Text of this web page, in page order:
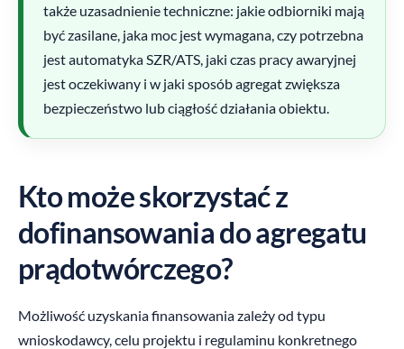
także uzasadnienie techniczne: jakie odbiorniki mają
być zasilane, jaka moc jest wymagana, czy potrzebna
jest automatyka SZR/ATS, jaki czas pracy awaryjnej
jest oczekiwany i w jaki sposób agregat zwiększa
bezpieczeństwo lub ciągłość działania obiektu.
Kto może skorzystać z
dofinansowania do agregatu
prądotwórczego?
Możliwość uzyskania finansowania zależy od typu
wnioskodawcy, celu projektu i regulaminu konkretnego